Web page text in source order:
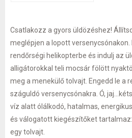
Csatlakozz a gyors üldözéshez!
meglépjen a lopott
rendőrségi helikopterbe és indulj az
alligátorokkal teli mocsár fölött
meg a menekülő tolvajt. Engedd le a
száguldó versenycsónakra. Ó,
víz alatt ólálkodó, hatalmas,
és válogatott kiegészítőket
egy tolvajt.